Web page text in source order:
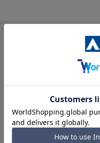
INFORMATION